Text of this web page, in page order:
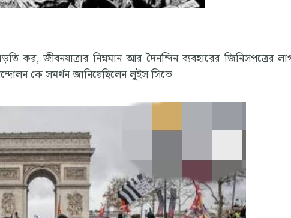
কর, জীবনযাত্রার নিম্নমান আর দৈনন্দিন ব্যবহারের জিনিসপত্রের
কে সমর্থন জানিয়েছিলেন লুইস সিভে।